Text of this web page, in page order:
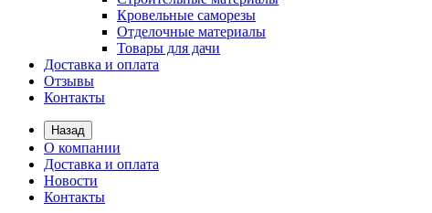
Кровельные саморезы
Отделочные материалы
Товары для дачи
Доставка и оплата
Отзывы
Контакты
Назад
О компании
Доставка и оплата
Новости
Контакты